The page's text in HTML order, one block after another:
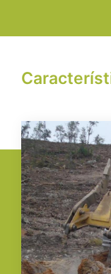
Imagem